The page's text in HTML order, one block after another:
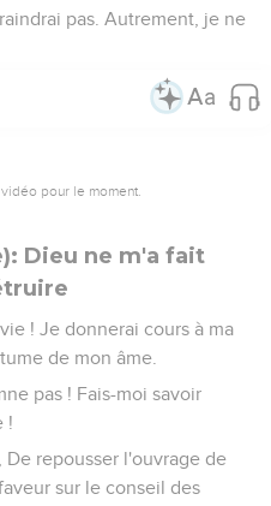
pas. Autrement, je ne
pour le moment.
Dieu ne m'a fait
! Je donnerai cours à ma
de mon âme.
pas ! Fais-moi savoir
!
repousser l'ouvrage de
sur le conseil des